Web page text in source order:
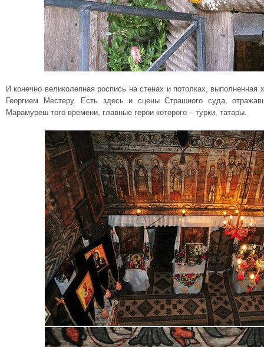
И конечно великолепная роспись на стенах и потолках,
Георгием Местеру. Есть здесь и сцены Страшного суда,
Марамуреш того времени, главные герои которого – турки, татары.